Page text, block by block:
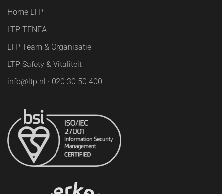
Home LTP
LTP TENEA
LTP Team & Organisatie
LTP Safety & Vitaliteit
info@ltp.nl · 020 30 50 400